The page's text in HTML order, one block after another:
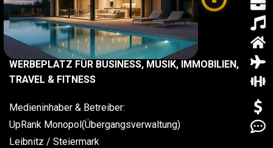
IMPRESSUM
UPRANK MONOPOL PORTALNETZWERK,
WERBEPLATZ FÜR BUSINESS, MUSIK, IMMOBILIEN,
TRAVEL & FITNESS
Medieninhaber & Betreiber:
UpRank Monopol(Übergangsverwaltung)
Leibnitz / Steiermark